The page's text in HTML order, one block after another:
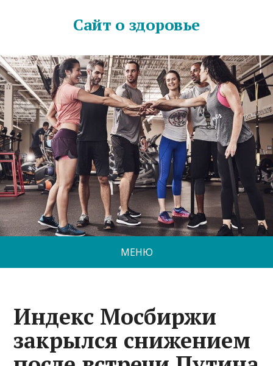
Сайт о здоровье
МЕНЮ
Индекс Мосбиржи
закрылся снижением